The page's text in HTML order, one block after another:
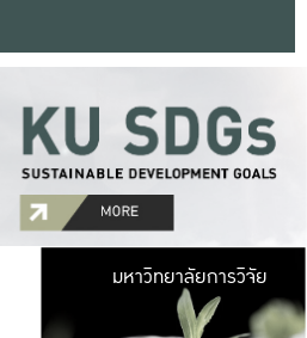
มหาวิ
มีพื้นที่เขียวสดใส
มหาวิทยาลัยการวิจัย